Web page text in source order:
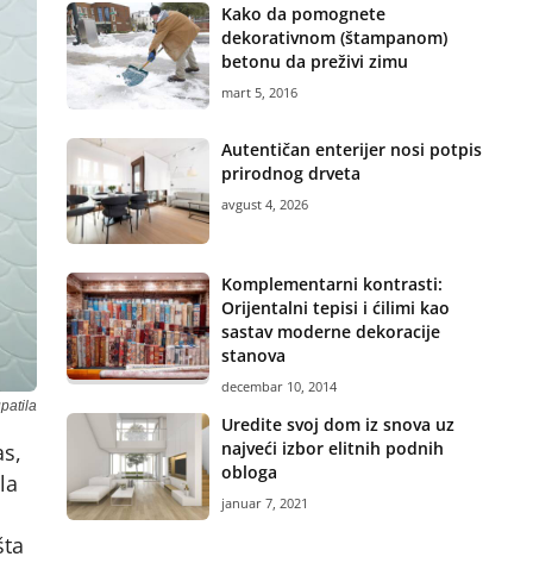
Kako da pomognete
dekorativnom (štampanom)
betonu da preživi zimu
mart 5, 2016
Autentičan enterijer nosi potpis
prirodnog drveta
avgust 4, 2026
Komplementarni kontrasti:
Orijentalni tepisi i ćilimi kao
sastav moderne dekoracije
stanova
decembar 10, 2014
Uredite svoj dom iz snova uz
najveći izbor elitnih podnih
obloga
januar 7, 2021